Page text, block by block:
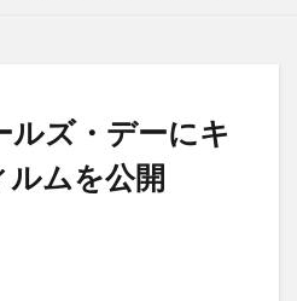
ルズ・デーにキ
ルムを公開